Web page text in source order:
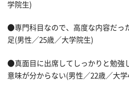
学院生)
●専門科目なので、高度な内容だっ
足(男性／25歳／大学院生)
●真面目に出席してしっかりと勉強
意味が分からない(男性／22歳／大学